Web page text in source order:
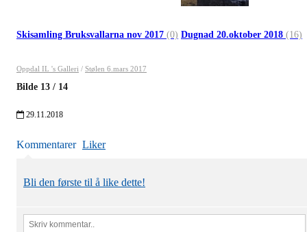
Skisamling Bruksvallarna nov 2017 (0) Dugnad 20.oktober 2018 (16)
Oppdal IL 's Galleri / Stølen 6.mars 2017
Bilde 13 / 14
29.11.2018
Kommentarer Liker
Bli den første til å like dette!